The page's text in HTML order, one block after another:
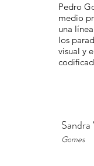
Sandra
Gomes
Pedro
medio
una
los
visual y